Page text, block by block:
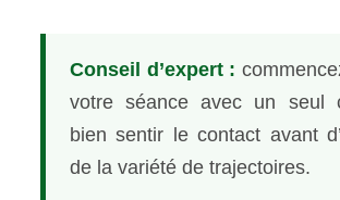
Conseil d’expert :
votre séance avec un seul
bien sentir le contact avant
de la variété de trajectoires.